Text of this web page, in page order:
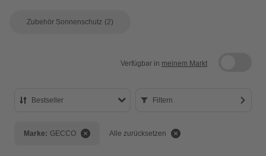
Zubehör Sonnenschutz (2)
Verfügbar in meinem Markt
Bestseller Filtern
Marke: GECCO Alle zurücksetzen